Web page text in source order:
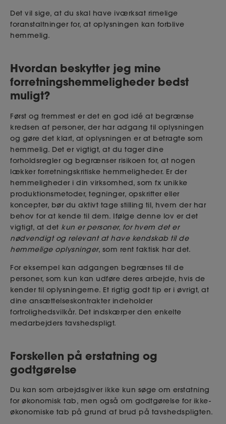
Det vil sige, at du skal have iværksat rimelige
foranstaltninger for, at oplysningen kan forblive
hemmelig.
Hvordan beskytter jeg mine
forretningshemmeligheder bedst
muligt?
Først og fremmest er det en god idé at begrænse
kredsen af personer, der har adgang til oplysningen
og gøre det klart, at oplysningen er at betragte som
hemmelig. Det er vigtigt, at du tager dine
forholdsregler og begrænser risikoen for, at nogen
lækker forretningskritiske hemmeligheder. Er der
hemmeligheder i din virksomhed, som fx unikke
produktionsmetoder, tegninger, opskrifter eller
koncepter, bør du aktivt tage stilling til, hvem der har
behov for at kende til dem. Ifølge denne lov er det
vigtigt, at det kun er personer, for hvem det er
nødvendigt og relevant at have kendskab til de
hemmelige oplysninger, som rent faktisk har det.
For eksempel kan adgangen begrænses til de
personer, som kun kan udføre deres arbejde, hvis de
kender til oplysningerne. Et rigtig godt tip er i øvrigt, at
dine ansættelseskontrakter indeholder
fortrolighedsvilkår. Det indskærper den enkelte
medarbejders tavshedspligt.
Forskellen på erstatning og
godtgørelse
Du kan som arbejdsgiver ikke kun søge om erstatning
for økonomisk tab, men også om godtgørelse for ikke-
økonomiske tab på grund af brud på tavshedspligten.